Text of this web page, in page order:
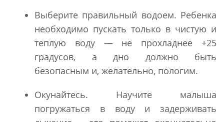
Выберите правильный водоем. Ребенка
необходимо пускать только в чистую и
теплую воду — не прохладнее +25
градусов, а дно должно быть
безопасным и, желательно, пологим.
Окунайтесь. Научите малыша
погружаться в воду и задерживать